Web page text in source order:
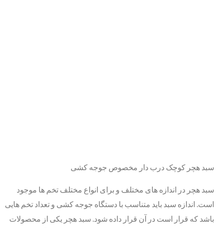
سبد هچر کوچک درب دار مخصوص جوجه کشی
سبد هچر در اندازه های مختلف و برای انواع مختلف تخم ها موجود
است. اندازه سبد باید متناسب با دستگاه جوجه کشی و تعداد تخم هایی
باشد که قرار است در آن قرار داده شود. سبد هچر یکی از محصولات